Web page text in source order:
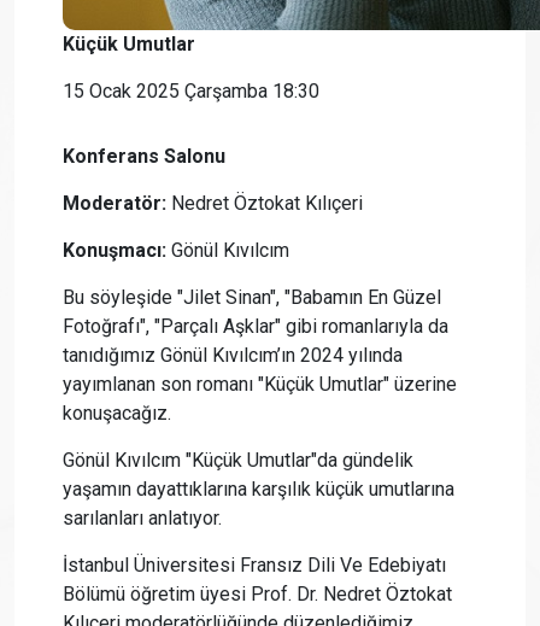
Küçük Umutlar
15 Ocak 2025 Çarşamba 18:30
Konferans Salonu
Moderatör: Nedret Öztokat Kılıçeri
Konuşmacı: Gönül Kıvılcım
Bu söyleşide "Jilet Sinan", "Babamın En Güzel
Fotoğrafı", "Parçalı Aşklar" gibi romanlarıyla da
tanıdığımız Gönül Kıvılcım’ın 2024 yılında
yayımlanan son romanı "Küçük Umutlar" üzerine
konuşacağız.
Gönül Kıvılcım "Küçük Umutlar"da gündelik
yaşamın dayattıklarına karşılık küçük umutlarına
sarılanları anlatıyor.
İstanbul Üniversitesi Fransız Dili Ve Edebiyatı
Bölümü öğretim üyesi Prof. Dr. Nedret Öztokat